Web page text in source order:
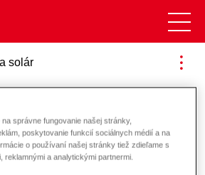
solár
za energiu a životné
prostredie
správne fungovanie našej stránky,
poskytovanie funkcií sociálnych médií a na
o používaní našej stránky tiež zdieľame s
reklamnými a analytickými partnermi.